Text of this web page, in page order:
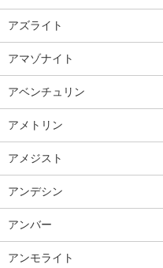
アズライト
アマゾナイト
アベンチュリン
アメトリン
アメジスト
アンデシン
アンバー
アンモライト